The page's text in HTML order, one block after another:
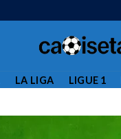
LA LIGA LIGUE 1